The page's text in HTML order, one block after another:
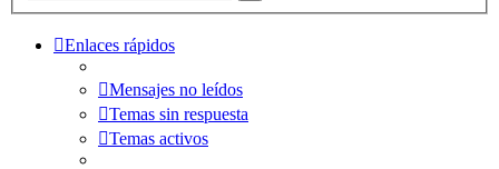
Enlaces rápidos
Mensajes no leídos
Temas sin respuesta
Temas activos